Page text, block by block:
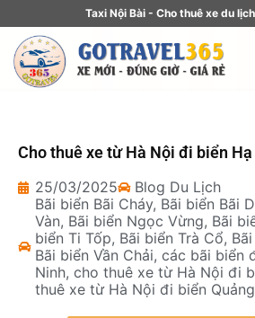
Taxi Nội Bài - Cho thuê xe du
Cho thuê xe từ Hà Nội đi biển
25/03/2025
Blog Du Lịch
Bãi biển Bãi Cháy, Bãi biển Bãi
Vàn, Bãi biển Ngọc Vừng, Bãi
biển Ti Tốp, Bãi biển Trà Cổ,
Bãi biển Vần Chải, các bãi biển
Ninh, cho thuê xe từ Hà Nội đi
thuê xe từ Hà Nội đi biển